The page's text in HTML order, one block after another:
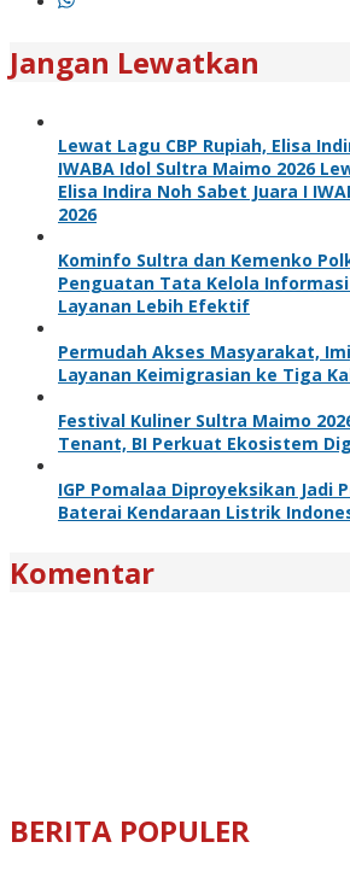
Jangan Lewatkan
Lewat Lagu CBP Rupiah, Elisa
IWABA Idol Sultra Maimo 2026
Elisa Indira Noh Sabet Juara I
2026
Kominfo Sultra dan Kemenko
Penguatan Tata Kelola
Layanan Lebih Efektif
Permudah Akses Masyarakat,
Layanan Keimigrasian ke Tiga
Festival Kuliner Sultra Maimo
Tenant, BI Perkuat Ekosistem
IGP Pomalaa Diproyeksikan Jadi
Baterai Kendaraan Listrik
Komentar
BERITA POPULER